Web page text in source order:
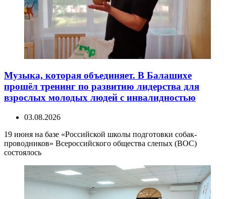
Музыка, которая объединяет. В Балашихе
прошёл тренинг по развитию лидерства для
взрослых молодых людей с инвалидностью
03.08.2026
19 июня на базе «Российской школы подготовки собак-
проводников» Всероссийского общества слепых (ВОС)
состоялось